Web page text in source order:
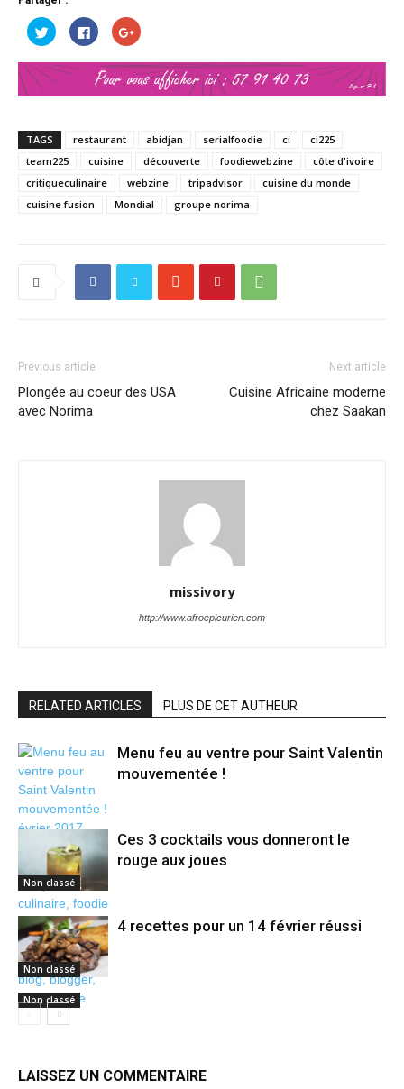
Cliquez
pour
partager
sur
Twitter(ouvre
dans
une
Cliquez
pour
partager
sur
Facebook(ouvre
dans
une
Cliquez
pour
sur
Google+
(ouvre
dans
TAGS restaurant abidjan serialfoodie ci
ci225
team225
cuisine découverte foodiewebzine
côte d'ivoire
critiqueculinaire
webzine tripadvisor
cuisine du monde
cuisine fusion
Mondial groupe norima
Previous article
Plongée au coeur des USA
avec Norima
Next article
Cuisine Africaine moderne
chez Saakan
missivory
http://www.afroepicurien.com
RELATED ARTICLES PLUS DE CET AUTHEUR
Non classé
Menu feu au ventre pour Saint Valentin
mouvementée !
Non classé
Ces 3 cocktails vous donneront le
rouge aux joues
Non classé
4 recettes pour un 14 février réussi
LAISSEZ UN COMMENTAIRE